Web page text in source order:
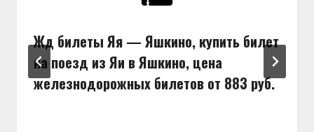
Жд билеты Яя — Яшкино, купить билет
на поезд из Яи в Яшкино, цена
железнодорожных билетов от 883 руб.